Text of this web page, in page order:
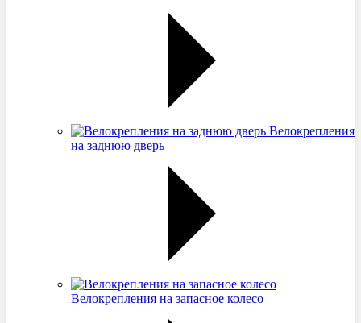
Велокрепления
на заднюю дверь
Велокрепления на запасное колесо